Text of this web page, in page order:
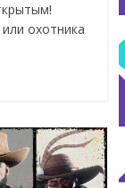
охотника